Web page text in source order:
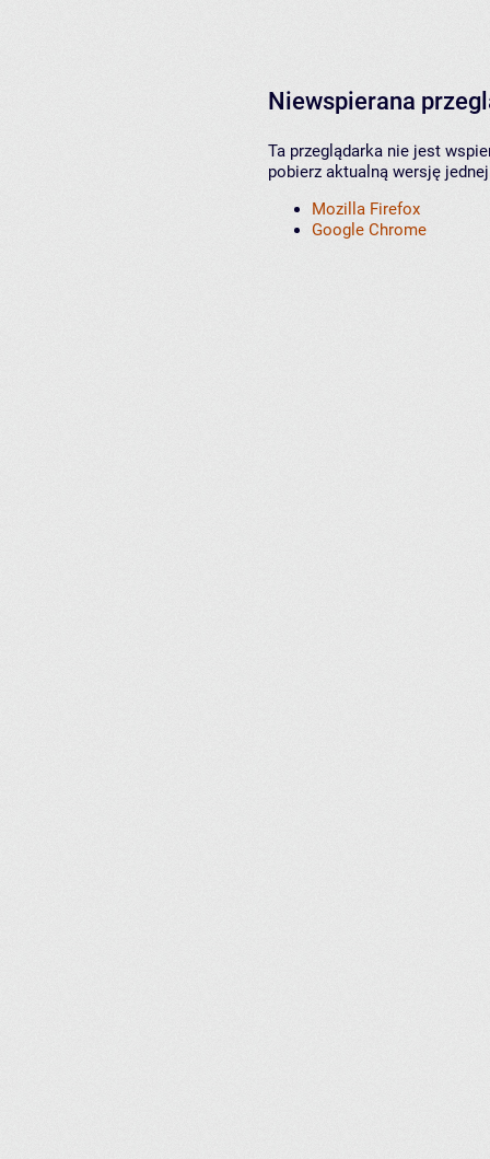
Niewspierana
Ta przeglądarka nie jest
pobierz aktualną wersję
Mozilla Firefox
Google Chrome